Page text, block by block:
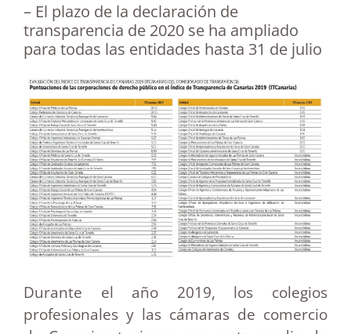
– El plazo de la declaración de
transparencia de 2020 se ha ampliado
para todas las entidades hasta 31 de julio
Durante el año 2019, los colegios
profesionales y las cámaras de comercio